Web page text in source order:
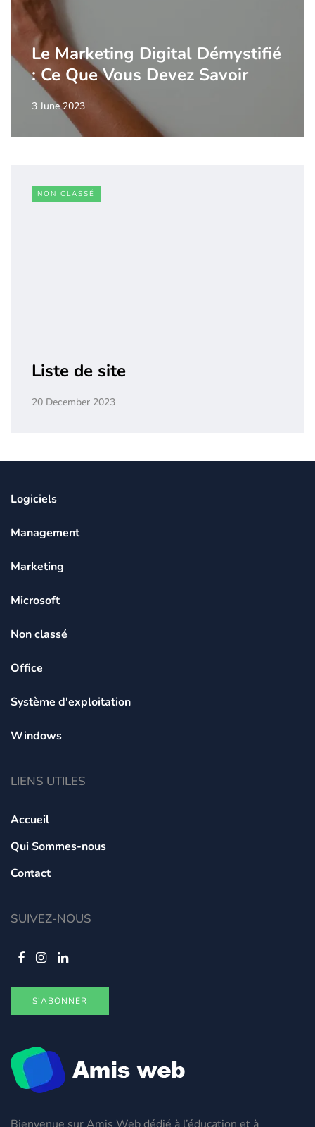
Le Marketing Digital Démystifié
: Ce Que Vous Devez Savoir
3 June 2023
NON CLASSÉ
Liste de site
20 December 2023
Bienvenue sur Amis Web dédié à l’éducation et à
Logiciels
Management
Marketing
Microsoft
Non classé
Office
Système d'exploitation
Windows
LIENS UTILES
Accueil
Qui Sommes-nous
Contact
SUIVEZ-NOUS
S'ABONNER